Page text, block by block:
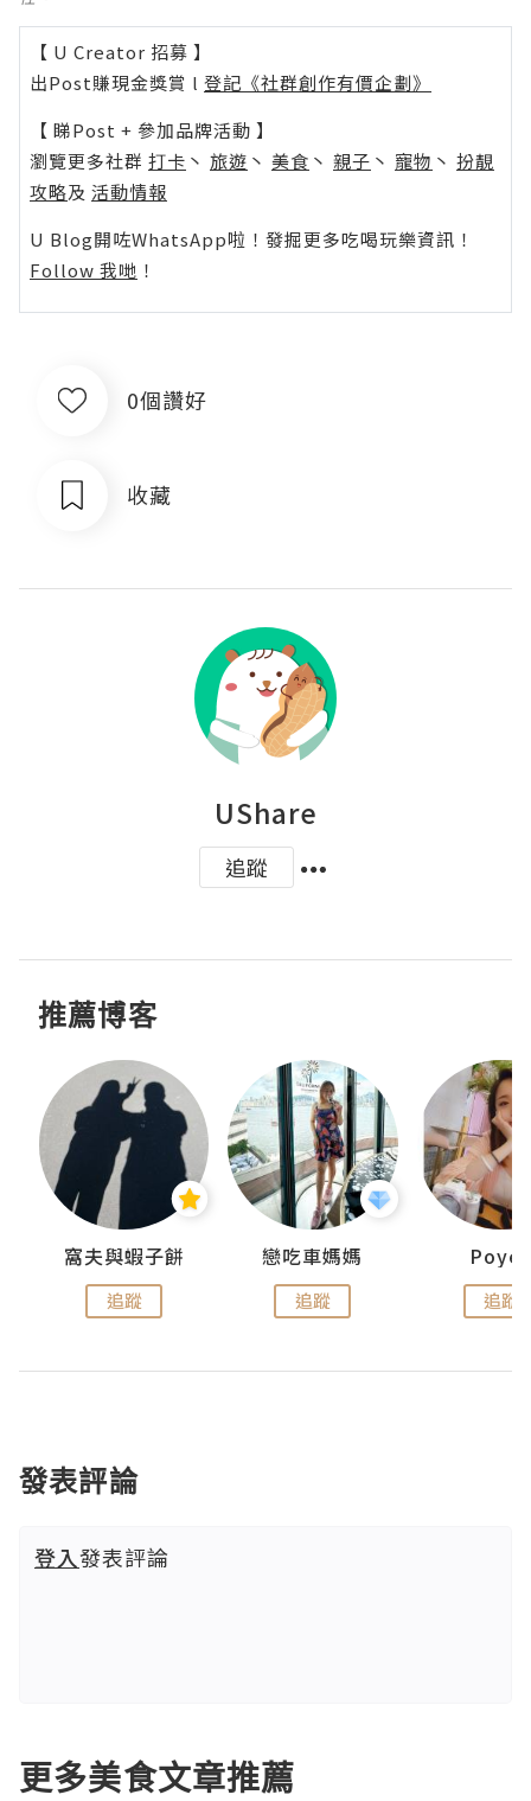
【 U Creator 招募 】
出Post賺現金獎賞 l 登記《社群創作有價企劃》
【 睇Post + 參加品牌活動 】
瀏覽更多社群 打卡 丶 旅遊 丶 美食 丶 親子 丶 寵物 丶 扮靚
攻略及 活動情報
U Blog開咗WhatsApp啦！發掘更多吃喝玩樂資訊！
Follow 我哋 ！
0個讚好
收藏
UShare
追蹤
推薦博客
窩夫與蝦子餅
追蹤
戀吃車媽媽
追蹤 追蹤
發表評論
登入發表評論
更多美食文章推薦